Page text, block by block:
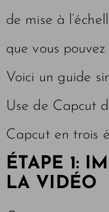
de mise à
que vous
Voici un guide
Use de Capcut
Capcut en trois
ÉTAPE 1:
LA VIDÉO